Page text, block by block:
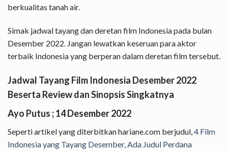
berkualitas tanah air.
Simak jadwal tayang dan deretan film Indonesia pada bulan
Desember 2022. Jangan lewatkan keseruan para aktor
terbaik Indonesia yang berperan dalam deretan film tersebut.
Jadwal Tayang Film Indonesia Desember 2022
Beserta Review dan Sinopsis Singkatnya
Ayo Putus ; 14 Desember 2022
Seperti artikel yang diterbitkan hariane.com berjudul, 4 Film
Indonesia yang Tayang Desember, Ada Judul Perdana